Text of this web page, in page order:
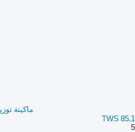
TWS 85.1
5